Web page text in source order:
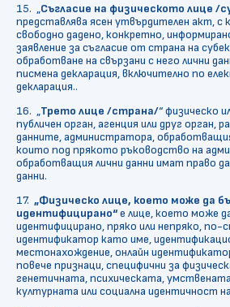
15. „Съгласие на физическото лице /
представлява ясен утвърдителен акт, с
свободно дадено, конкретно,
заявление за съгласие от страна на
обработване на свързани с него лични
писмена декларация, включително по
декларация..
16. „Трето лице /страна/“ физическо
публичен орган, агенция или друг орган,
данните, администратора,
които под прякото ръководство на
обработващия лични данни имат право
данни.
17. „Физическо лице, което може да
идентифицирано“е лице, което може
идентифицирано, пряко или непряко, по-
идентификатор като име,
местонахождение, онлайн
повече признаци, специфични за
генетичната, психическата,
културната или социална идентичност